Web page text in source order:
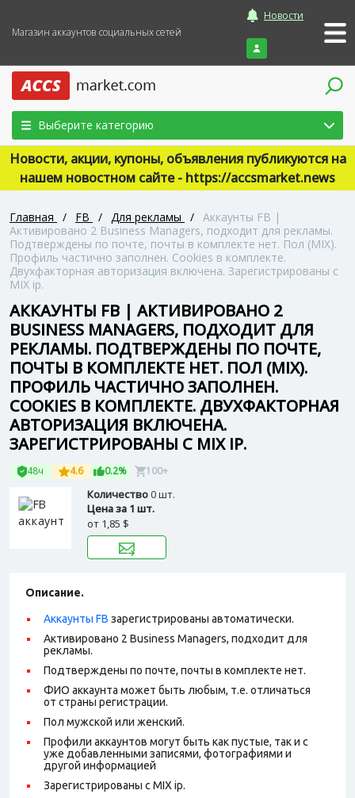
Магазин аккаунтов социальных сетей
Новости
Войти
Выберите категорию
Новости, акции, купоны, объявления публикуются на
нашем новостном сайте - https://accsmarket.news
Главная / FB / Для рекламы / Аккаунты FB |
Активировано 2 Business Managers, подходит для рекламы.
Подтверждены по почте, почты в комплекте нет. Пол (MIX).
Профиль частично заполнен. Cookies в комплекте.
Двухфакторная авторизация включена. Зарегистрированы с
MIX ip.
АККАУНТЫ FB | АКТИВИРОВАНО 2
BUSINESS MANAGERS, ПОДХОДИТ ДЛЯ
РЕКЛАМЫ. ПОДТВЕРЖДЕНЫ ПО ПОЧТЕ,
ПОЧТЫ В КОМПЛЕКТЕ НЕТ. ПОЛ (MIX).
ПРОФИЛЬ ЧАСТИЧНО ЗАПОЛНЕН.
COOKIES В КОМПЛЕКТЕ. ДВУХФАКТОРНАЯ
АВТОРИЗАЦИЯ ВКЛЮЧЕНА.
ЗАРЕГИСТРИРОВАНЫ С MIX IP.
48ч 4.6 0.2% 100+
Количество0 шт.
Цена за 1 шт.
от 1,85 $
Описание.
Аккаунты FB зарегистрированы автоматически.
Активировано 2 Business Managers, подходит для
рекламы.
Подтверждены по почте, почты в комплекте нет.
ФИО аккаунта может быть любым, т.е. отличаться
от страны регистрации.
Пол мужской или женский.
Профили аккаунтов могут быть как пустые, так и с
уже добавленными записями, фотографиями и
другой информацией
Зарегистрированы с MIX ip.